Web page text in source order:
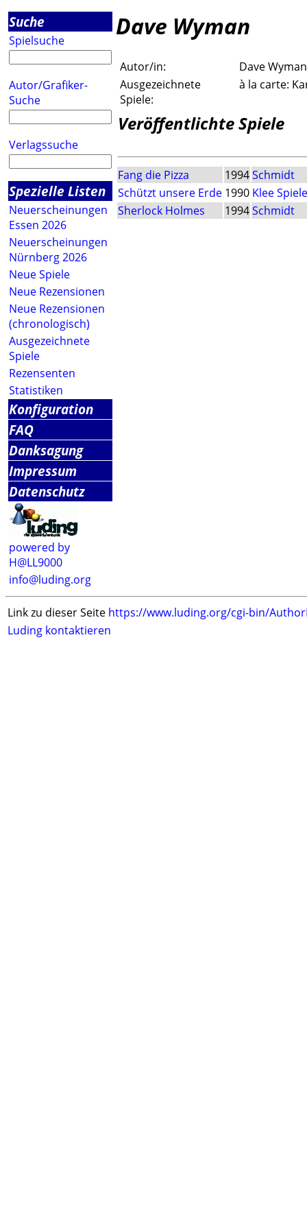
Suche
Spielsuche
Autor/Grafiker-
Suche
Verlagssuche
Spezielle Listen
Neuerscheinungen
Essen 2026
Neuerscheinungen
Nürnberg 2026
Neue Spiele
Neue Rezensionen
Neue Rezensionen
(chronologisch)
Ausgezeichnete
Spiele
Rezensenten
Statistiken
Konfiguration
FAQ
Danksagung
Impressum
Datenschutz
powered by
H@LL9000
info@luding.org
Dave Wyman
Autor/in:
Dave Wyman
Ausgezeichnete
Spiele:
à la carte:
Veröffentlichte Spiele
Fang die Pizza 1994Schmidt
Schützt unsere Erde 1990 Klee
Sherlock Holmes
1994Schmidt
Link zu dieser Seite https://www.luding.org/cgi-bin/
Luding kontaktieren